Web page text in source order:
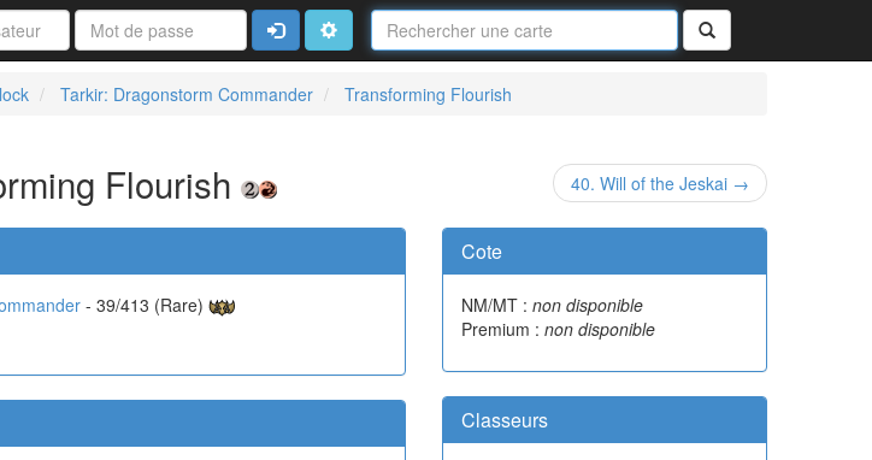
Nom
de
la
carte
Rechercher
ConnexionAvancé
Tarkir: Dragonstorm Commander Transforming Flourish
Flourish 40. Will of the Jeskai →
- 39/413 (Rare)
Cote
NM/MT : non disponible
Premium : non disponible
Classeurs